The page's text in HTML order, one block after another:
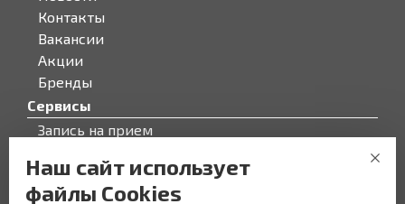
Контакты
Вакансии
Акции
Бренды
Сервисы
Запись на прием
О компании
О компании
Наш сайт использует
файлы Cookies